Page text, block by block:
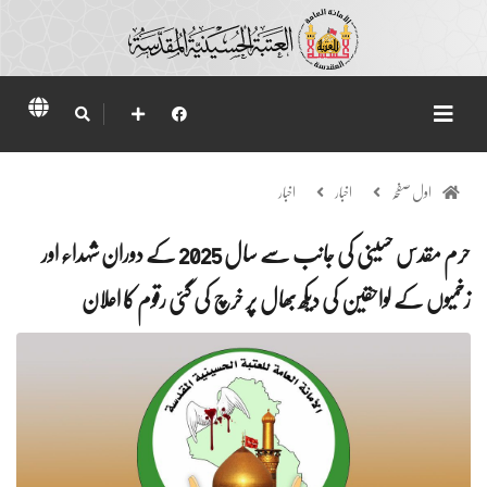
اول صفحہ اخبار اخبار
حرم مقدس حسینی کی جانب سے سال 2025 کے دوران شہداء اور
زخمیوں کے لواحقین کی دیکھ بھال پر خرچ کی گئی رقوم کا اعلان